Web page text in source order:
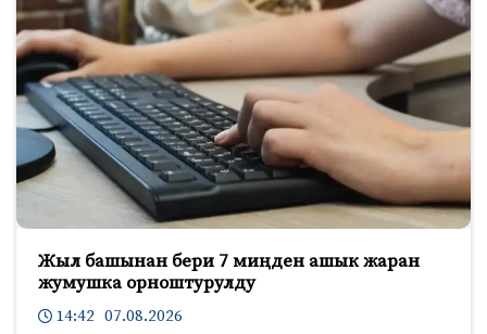
Жыл башынан бери 7 миңден ашык жаран
жумушка орноштурулду
14:42 07.08.2026